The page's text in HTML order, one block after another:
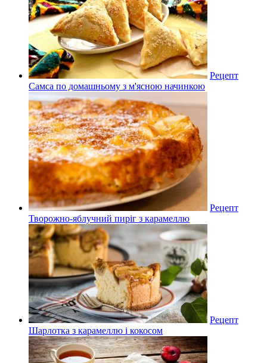
Рецепт
Самса по домашньому з м'ясною начинкою
Рецепт
Творожно-яблучний пиріг з карамеллю
Рецепт
Шарлотка з карамеллю і кокосом